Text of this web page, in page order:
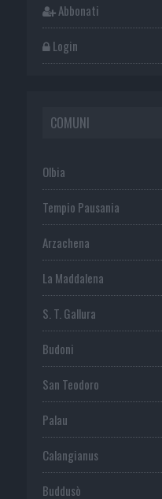
Abbonati
Login
COMUNI
Olbia
Tempio Pausania
Arzachena
La Maddalena
S. T. Gallura
Budoni
San Teodoro
Palau
Calangianus
Buddusò